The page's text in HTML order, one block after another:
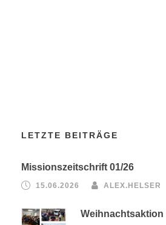
LETZTE BEITRÄGE
Missionszeitschrift 01/26
15.06.2026 ALEX.HELSER
Weihnachtsaktion